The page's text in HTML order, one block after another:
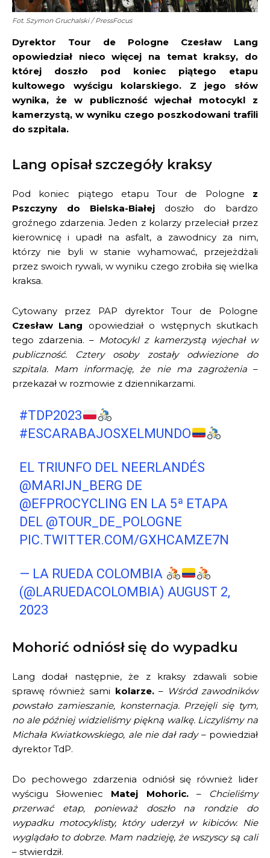
Fot. Szymon Gruchalski / PressFocus
Dyrektor Tour de Pologne Czesław Lang
opowiedział nieco więcej na temat kraksy, do
której doszło pod koniec piątego etapu
kultowego wyścigu kolarskiego. Z jego słów
wynika, że w publiczność wjechał motocykl z
kamerzystą, w wyniku czego poszkodowani trafili
do szpitala.
Lang opisał szczegóły kraksy
Pod koniec piątego etapu Tour de Pologne z
Pszczyny do Bielska-Białej doszło do bardzo
groźnego zdarzenia. Jeden z kolarzy przeleciał przez
kierownicę i upadł na asfalt, a zawodnicy za nim,
którzy nie byli w stanie wyhamować, przejeżdżali
przez swoich rywali, w wyniku czego zrobiła się wielka
kraksa.
Cytowany przez PAP dyrektor Tour de Pologne
Czesław Lang opowiedział o wstępnych skutkach
tego zdarzenia. – Motocykl z kamerzystą wjechał w
publiczność. Cztery osoby zostały odwiezione do
szpitala. Mam informację, że nie ma zagrożenia–
przekazał w rozmowie z dziennikarzami.
#TDP2023
#ESCARABAJOSXELMUNDO
EL TRIUNFO DEL NEERLANDÉS
@MARIJN_BERG DE
@EFPROCYCLING EN LA 5ª ETAPA
DEL @TOUR_DE_POLOGNE
PIC.TWITTER.COM/GXHCAMZE7N
— LA RUEDA COLOMBIA
(@LARUEDACOLOMBIA) AUGUST 2,
2023
Mohorić odniósł się do wypadku
Lang dodał następnie, że z kraksy zdawali sobie
sprawę również sami kolarze.– Wśród zawodników
powstało zamieszanie, konsternacja. Przejęli się tym,
no ale później widzieliśmy piękną walkę. Liczyliśmy na
Michała Kwiatkowskiego, ale nie dał rady– powiedział
dyrektor TdP.
Do pechowego zdarzenia odniósł się również lider
wyścigu Słoweniec Matej Mohoric.–
Chcieliśmy
przerwać etap, ponieważ doszło na rondzie do
wypadku motocyklisty, który uderzył w kibiców. Nie
wyglądało to dobrze. Mam nadzieję, że wszyscy są cali
– stwierdził.